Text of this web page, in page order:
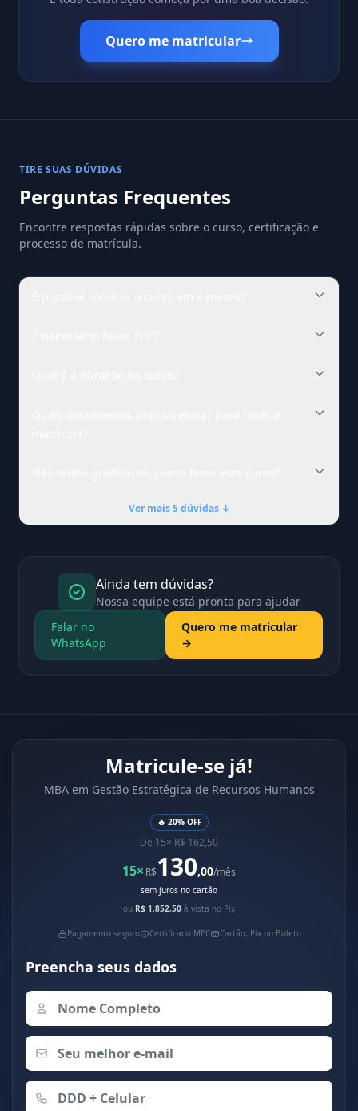
Quero me matricular
TIRE SUAS DÚVIDAS
Perguntas Frequentes
Encontre respostas rápidas sobre o curso, certificação e
processo de matrícula.
Ver mais 5 dúvidas ↓
Ainda tem dúvidas?
Nossa equipe está pronta para ajudar
Falar no
WhatsApp
Quero me matricular
→
Matricule-se já!
MBA em Gestão Estratégica de Recursos Humanos
🔥 20% OFF
De 15× R$ 162,50
15× R$130,00/mês
sem juros no cartão
ou R$ 1.852,50 à vista no Pix
Pagamento seguro Certificado MEC Cartão, Pix ou Boleto
Preencha seus dados